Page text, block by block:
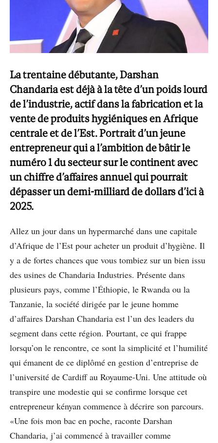
La trentaine débutante, Darshan
Chandaria est déjà à la tête d’un poids lourd
de l’industrie, actif dans la fabrication et la
vente de produits hygiéniques en Afrique
centrale et de l’Est. Portrait d’un jeune
entrepreneur qui a l’ambition de bâtir le
numéro 1 du secteur sur le continent avec
un chiffre d’affaires annuel qui pourrait
dépasser un demi-milliard de dollars d’ici à
2025.
Allez un jour dans un hypermarché dans une capitale
d’Afrique de l’Est pour acheter un produit d’hygiène. Il
y a de fortes chances que vous tombiez sur un bien issu
des usines de Chandaria Industries. Présente dans
plusieurs pays, comme l’Éthiopie, le Rwanda ou la
Tanzanie, la société dirigée par le jeune homme
d’affaires Darshan Chandaria est l’un des leaders du
segment dans cette région. Pourtant, ce qui frappe
lorsqu’on le rencontre, ce sont la simplicité et l’humilité
qui émanent de ce diplômé en gestion d’entreprise de
l’université de Cardiff au Royaume-Uni. Une attitude où
transpire une modestie qui se confirme lorsque cet
entrepreneur kényan commence à décrire son parcours.
«Une fois mon bac en poche, raconte Darshan
Chandaria, j’ai commencé à travailler comme